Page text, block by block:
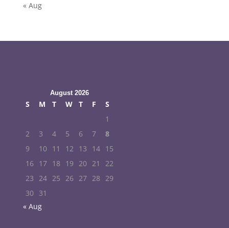
« Aug
August 2026
S M T W T F
S
1
2
3 4 5 6 7
8
9
10 11 12 13 14 15
16
17 18 19 20 21
22
23 24 25 26 27 28 29
30
31
« Aug